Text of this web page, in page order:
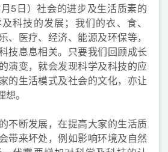
月5日）社会的进步及生活质素的
科技的发展；我们的衣、食、
、医疗、经济、能源及环保等，
技息息相关。只要我们回顾成长
演变，就会发现科学及科技的应
的生活模式及社会的文化，亦让
。
不断发展，在提高大家的生活质
带来坏处，例如影响环境及自然